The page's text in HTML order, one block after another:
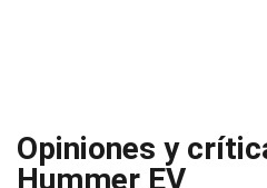
Opiniones y
Hummer EV